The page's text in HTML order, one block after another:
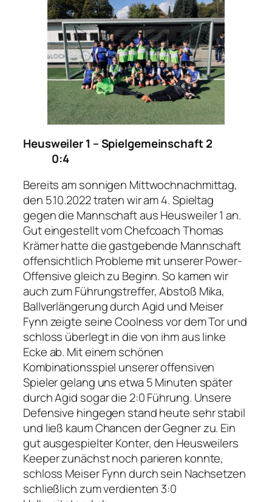
Heusweiler 1 – Spielgemeinschaft 2
0:4
Bereits am sonnigen Mittwochnachmittag,
den 5.10.2022 traten wir am 4. Spieltag
gegen die Mannschaft aus Heusweiler 1 an.
Gut eingestellt vom Chefcoach Thomas
Krämer hatte die gastgebende Mannschaft
offensichtlich Probleme mit unserer Power-
Offensive gleich zu Beginn. So kamen wir
auch zum Führungstreffer, Abstoß Mika,
Ballverlängerung durch Agid und Meiser
Fynn zeigte seine Coolness vor dem Tor und
schloss überlegt in die von ihm aus linke
Ecke ab. Mit einem schönen
Kombinationsspiel unserer offensiven
Spieler gelang uns etwa 5 Minuten später
durch Agid sogar die 2:0 Führung. Unsere
Defensive hingegen stand heute sehr stabil
und ließ kaum Chancen der Gegner zu. Ein
gut ausgespielter Konter, den Heusweilers
Keeper zunächst noch parieren konnte,
schloss Meiser Fynn durch sein Nachsetzen
schließlich zum verdienten 3:0